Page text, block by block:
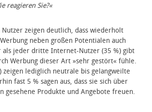
reagieren Sie?«
zeigen deutlich, dass wiederholt
neben großen Potentialen auch
als jeder dritte Internet-Nutzer (35 %) gibt
Werbung dieser Art »sehr gestört« fühle.
zeigen lediglich neutrale bis gelangweilte
fast 5 % sagen aus, dass sie sich über
gesehene Produkte und Angebote freuen.